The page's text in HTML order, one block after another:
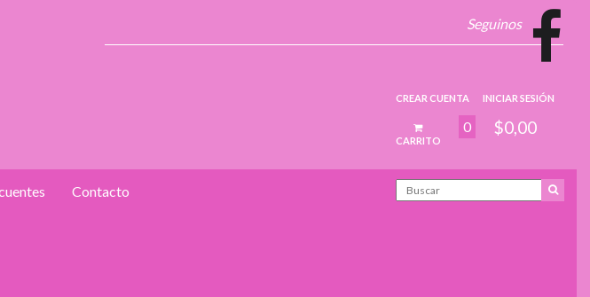
Seguinos
CREAR CUENTA INICIAR SESIÓN
CARRITO
0 $0,00
Contacto